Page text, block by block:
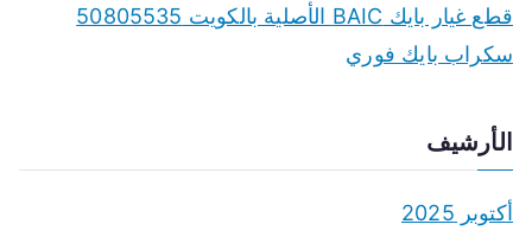
قطع غيار بايك BAIC الأصلية بالكويت 50805535
سكراب بايك فوري
الأرشيف
أكتوبر 2025